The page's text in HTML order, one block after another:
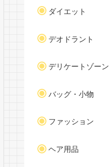
ダイエット
デオドラント
デリケートゾーン
バッグ・小物
ファッション
ヘア用品